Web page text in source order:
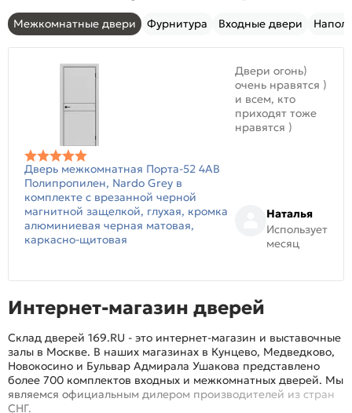
Межкомнатные двери Фурнитура Входные двери
Дверь межкомнатная Порта-52 4AB
Полипропилен, Nardo Grey в
комплекте с врезанной черной
магнитной защелкой, глухая, кромка
алюминиевая черная матовая,
каркасно-щитовая
Двери огонь)
очень нравятся )
и всем, кто
приходят тоже
нравятся )
Наталья
Использует
месяц
Интернет-магазин дверей
Склад дверей 169.RU - это интернет-магазин и выставочные
залы в Москве. В наших магазинах в Кунцево, Медведково,
Новокосино и Бульвар Адмирала Ушакова представлено
более 700 комплектов входных и межкомнатных дверей. Мы
являемся официальным дилером производителей из стран
СНГ.